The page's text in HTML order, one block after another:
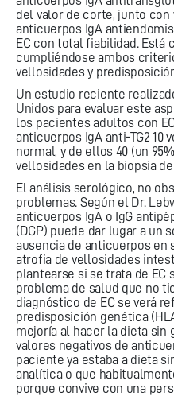
del valor de corte, junto con
anticuerpos IgA
EC con total fiabilidad. Está
cumpliéndose ambos
vellosidades y
Un estudio reciente
Unidos para evaluar este
los pacientes adultos con
anticuerpos IgA anti-TG2 10
normal, y de ellos 40 (un
vellosidades en la biopsia
El análisis serológico, no
problemas. Según el Dr.
anticuerpos IgA o IgG
(DGP) puede dar lugar a un
ausencia de anticuerpos en
atrofia de vellosidades
plantearse si se trata de EC
problema de salud que no
diagnóstico de EC se verá
predisposición genética
mejoría al hacer la dieta sin
valores negativos de
paciente ya estaba a dieta
analítica o que
porque convive con una